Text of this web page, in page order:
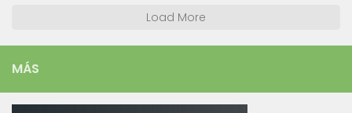
Load More
MÁS